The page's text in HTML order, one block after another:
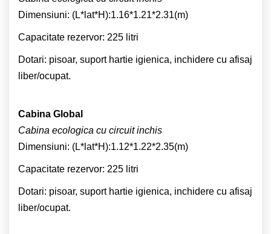
Dimensiuni: (L*lat*H):1.16*1.21*2.31(m)
Capacitate rezervor: 225 litri
Dotari: pisoar, suport hartie igienica, inchidere cu afisaj
liber/ocupat.
Cabina Global
Cabina ecologica cu circuit inchis
Dimensiuni: (L*lat*H):1.12*1.22*2.35(m)
Capacitate rezervor: 225 litri
Dotari: pisoar, suport hartie igienica, inchidere cu afisaj
liber/ocupat.